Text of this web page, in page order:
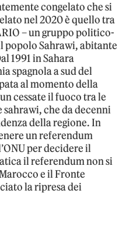
congelato che si
nel 2020 è quello tra
– un gruppo politico-
popolo Sahrawi, abitante
1991 in Sahara
spagnola a sud del
al momento della
cessate il fuoco tra le
che da decenni
della regione. In
un referendum
per decidere il
il referendum non si
e il Fronte
la ripresa dei